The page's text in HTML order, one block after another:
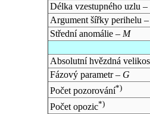
Délka vzestupného uzlu –
Argument šířky perihelu
Střední anomálie – M
Absolutní hvězdná
Fázový parametr – G
Počet pozorování*)
Počet opozic*)